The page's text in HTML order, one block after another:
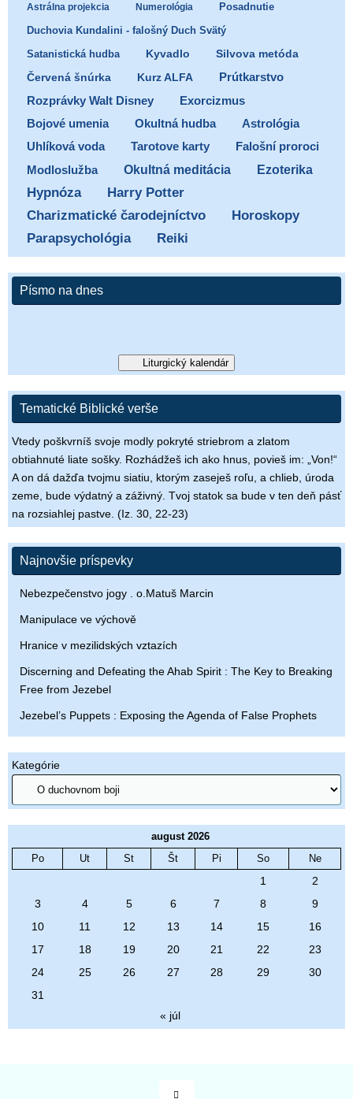
Astrálna projekcia Numerológia
Posadnutie
Duchovia Kundalini - falošný Duch Svätý
Satanistická hudba
Kyvadlo
Silvova metóda
Červená šnúrka
Kurz ALFA
Prútkarstvo
Rozprávky Walt Disney
Exorcizmus
Bojové umenia
Okultná hudba
Astrológia
Uhlíková voda
Tarotove karty
Falošní proroci
Modloslužba
Okultná meditácia Ezoterika
Hypnóza
Harry Potter
Charizmatické čarodejníctvo
Horoskopy
Parapsychológia
Reiki
Písmo na dnes
Liturgický kalendár
Tematické Biblické verše
Vtedy poškvrníš svoje modly pokryté striebrom a zlatom
obtiahnuté liate sošky. Rozhádžeš ich ako hnus, povieš im: „Von!“
A on dá dažďa tvojmu siatiu, ktorým zaseješ roľu, a chlieb, úroda
zeme, bude výdatný a záživný. Tvoj statok sa bude v ten deň pásť
na rozsiahlej pastve. (Iz. 30, 22-23)
Najnovšie príspevky
Nebezpečenstvo jogy . o.Matuš Marcin
Manipulace ve výchově
Hranice v mezilidských vztazích
Discerning and Defeating the Ahab Spirit : The Key to Breaking
Free from Jezebel
Jezebel’s Puppets : Exposing the Agenda of False Prophets
Kategórie
august 2026
Po
Ut St Št Pi So Ne
1
2
3
4 5 6 7 8
9
10
11 12 13 14 15
16
17
18 19 20 21 22
23
24
25 26 27 28 29
30
31
« júl